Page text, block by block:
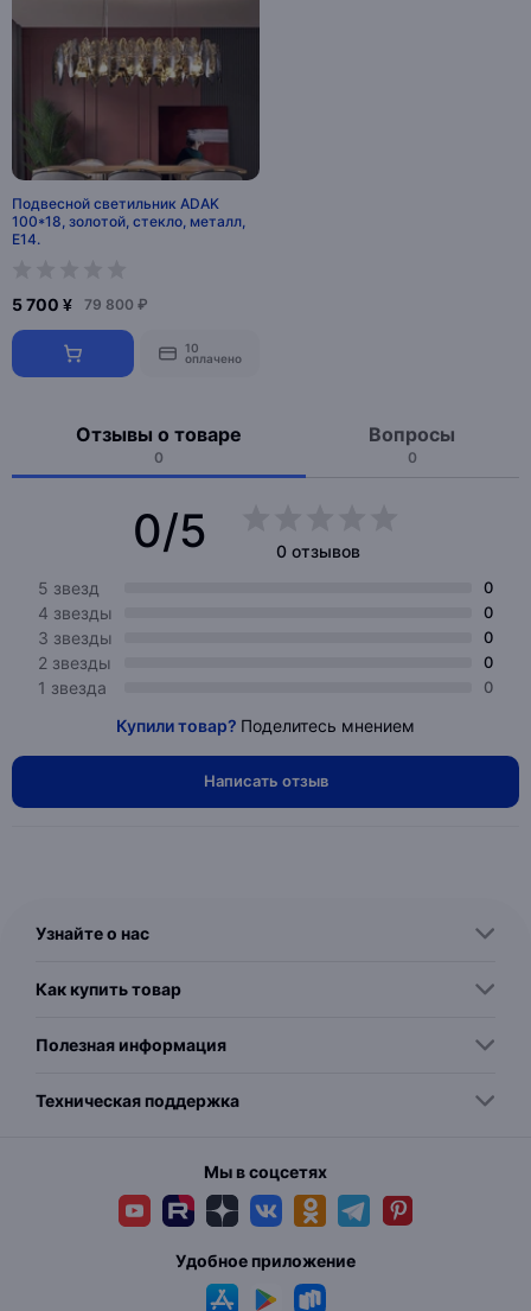
Подвесной светильник ADAK
100*18, золотой, стекло, металл,
Е14.
5 700 ¥ 79 800 ₽
10
оплачено
Отзывы о товаре
0
Вопросы
0
0/5
0 отзывов
5 звезд
0
4 звезды 0
3 звезды 0
2 звезды 0
1 звезда 0
Купили товар? Поделитесь мнением
Написать отзыв
Узнайте о нас
Как купить товар
Полезная информация
Техническая поддержка
Мы в соцсетях
Удобное приложение